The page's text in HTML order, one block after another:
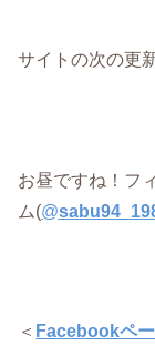
サイトの次の更
お昼ですね！フ
ム(@
＜ Facebookペー